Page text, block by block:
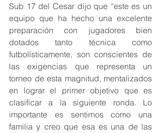
Sub 17 del Cesar dijo que “este es un
equipo que ha hecho una excelente
preparación con jugadores bien
dotados tanto técnica como
futbolísticamente, son conscientes de
las exigencias que representa un
torneo de esta magnitud, mentalizados
en lograr el primer objetivo que es
clasificar a la siguiente ronda. Lo
importante es sentirnos como una
familia y creo que esa es una de las